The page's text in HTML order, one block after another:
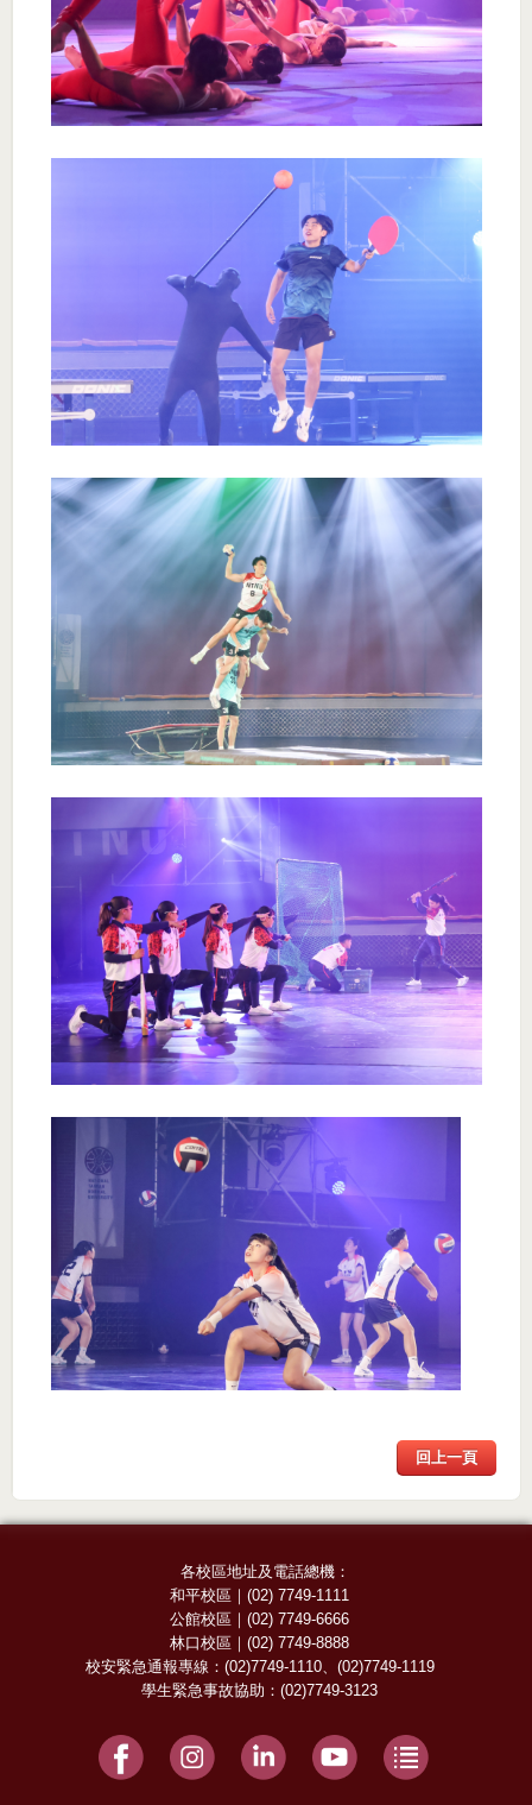
回上一頁
各校區地址及電話總機：
和平校區 ｜(02) 7749-1111
公館校區 ｜(02) 7749-6666
林口校區 ｜(02) 7749-8888
校安緊急通報專線： (02)7749-1110、 (02)7749-1119
學生緊急事故協助：(02)7749-3123